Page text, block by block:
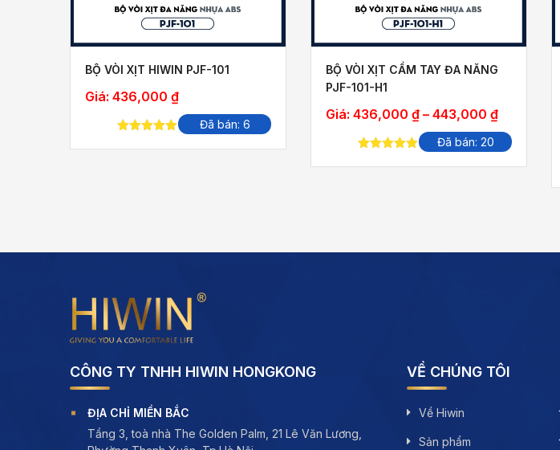
BỘ VÒI XỊT HIWIN PJF-101
Giá: 436,000 ₫
5
Đã bán: 6
BỘ VÒI XỊT CẦM TAY ĐA NĂNG
PJF-101-H1
Giá: 436,000 ₫ – 443,000 ₫Khoảng
giá:
từ
436,000 ₫
5
Đã bán: 20
CÔNG TY TNHH HIWIN HONGKONG
ĐỊA CHỈ MIỀN BẮC
Tầng 3, toà nhà The Golden Palm, 21 Lê Văn Lương,
VỀ CHÚNG TÔI
Về Hiwin
Sản phẩm